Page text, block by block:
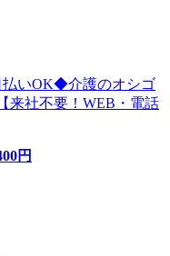
払いOK◆介護のオシゴ
来社不要！WEB・電話
円